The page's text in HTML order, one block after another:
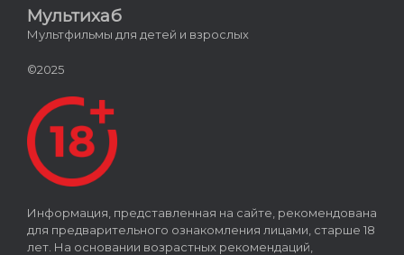
Мультихаб
Мультфильмы для детей и взрослых
©2025
Информация, представленная на сайте, рекомендована
для предварительного ознакомления лицами, старше 18
лет. На основании возрастных рекомендаций,